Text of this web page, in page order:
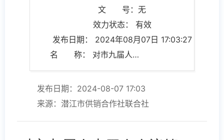
文 号：无
效力状态： 有效
发布日期： 2024年08月07日 17:03:27
名 称： 对市九届人大四次会议第J003号建议的答复
发布日期：2024-08-07 17:03
来源：潜江市供销合作社联合社